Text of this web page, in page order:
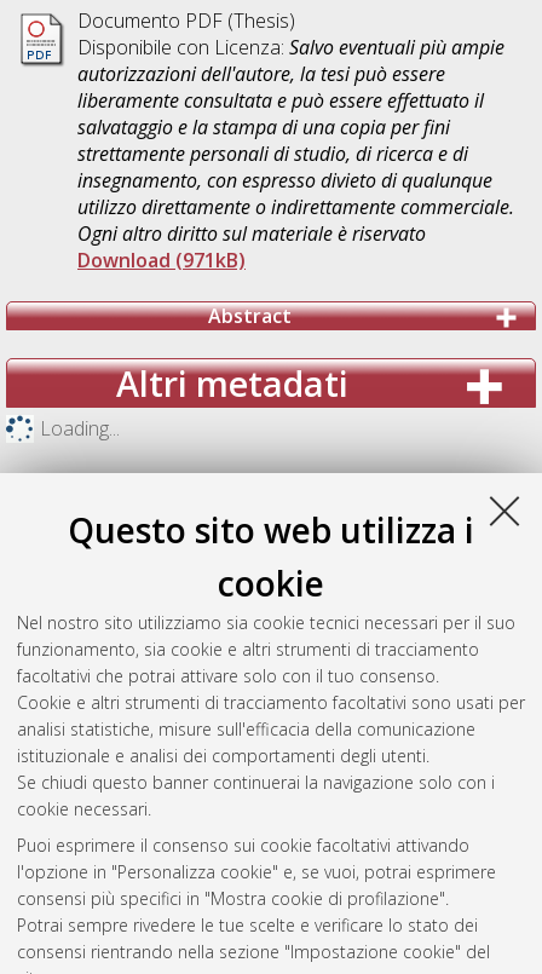
Questo sito web utilizza i
cookie
Nel nostro sito utilizziamo sia cookie tecnici necessari per il suo
funzionamento, sia cookie e altri strumenti di tracciamento
facoltativi che potrai attivare solo con il tuo consenso.
Cookie e altri strumenti di tracciamento facoltativi sono usati per
analisi statistiche, misure sull'efficacia della comunicazione
istituzionale e analisi dei comportamenti degli utenti.
Se chiudi questo banner continuerai la navigazione solo con i
cookie necessari.
Puoi esprimere il consenso sui cookie facoltativi attivando
l'opzione in "Personalizza cookie" e, se vuoi, potrai esprimere
consensi più specifici in "Mostra cookie di profilazione".
Potrai sempre rivedere le tue scelte e verificare lo stato dei
consensi rientrando nella sezione "Impostazione cookie" del
Documento PDF (Thesis)
Disponibile con Licenza: Salvo eventuali più ampie
autorizzazioni dell'autore, la tesi può essere
liberamente consultata e può essere effettuato il
salvataggio e la stampa di una copia per fini
strettamente personali di studio, di ricerca e di
insegnamento, con espresso divieto di qualunque
utilizzo direttamente o indirettamente commerciale.
Ogni altro diritto sul materiale è riservato
Download (971kB)
Abstract
Altri metadati
Loading...
Gestione del documento:
Atom
Rss 1.0
Rss 2.0